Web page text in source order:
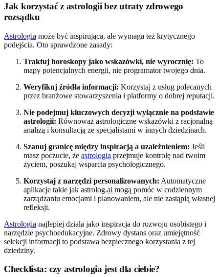
Jak korzystać z astrologii bez utraty zdrowego
rozsądku
Astrologia może być inspirująca, ale wymaga też krytycznego
podejścia. Oto sprawdzone zasady:
Traktuj horoskopy jako wskazówki, nie wyrocznię: To
mapy potencjalnych energii, nie programator twojego dnia.
Weryfikuj źródła informacji: Korzystaj z usług polecanych
przez branżowe stowarzyszenia i platformy o dobrej reputacji.
Nie podejmuj kluczowych decyzji wyłącznie na podstawie
astrologii: Równoważ astrologiczne wskazówki z racjonalną
analizą i konsultacją ze specjalistami w innych dziedzinach.
Szanuj granicę między inspiracją a uzależnieniem: Jeśli
masz poczucie, że astrologia przejmuje kontrolę nad twoim
życiem, poszukaj wsparcia psychologicznego.
Korzystaj z narzędzi personalizowanych: Automatyczne
aplikacje takie jak astrolog.ai mogą pomóc w codziennym
zarządzaniu emocjami i planowaniem, ale nie zastąpią własnej
refleksji.
Astrologia najlepiej działa jako inspiracja do rozwoju osobistego i
narzędzie psychoedukacyjne. Zdrowy dystans oraz umiejętność
selekcji informacji to podstawa bezpiecznego korzystania z tej
dziedziny.
Checklista: czy astrologia jest dla ciebie?